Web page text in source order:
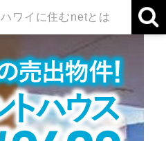
ハワイに住むnetとは